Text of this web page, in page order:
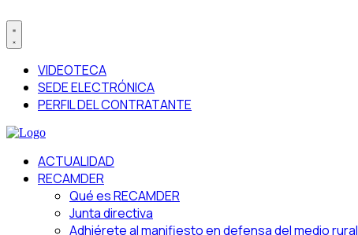
VIDEOTECA
SEDE ELECTRÓNICA
PERFIL DEL CONTRATANTE
ACTUALIDAD
RECAMDER
Qué es RECAMDER
Junta directiva
Adhiérete al manifiesto en defensa del medio rural